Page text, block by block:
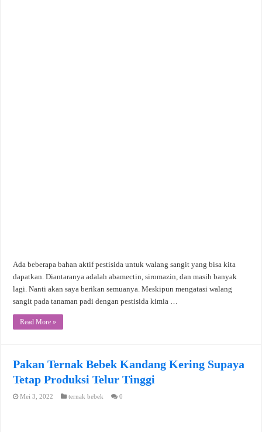
Ada beberapa bahan aktif pestisida untuk walang sangit yang bisa kita
dapatkan. Diantaranya adalah abamectin, siromazin, dan masih banyak
lagi. Nanti akan saya berikan semuanya. Meskipun mengatasi walang
sangit pada tanaman padi dengan pestisida kimia …
Read More »
Pakan Ternak Bebek Kandang Kering Supaya
Tetap Produksi Telur Tinggi
Mei 3, 2022 ternak bebek 0